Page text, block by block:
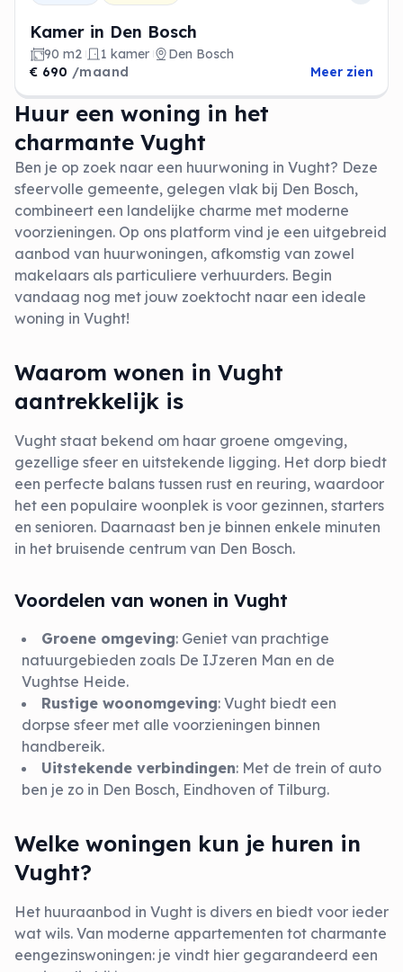
Kamer in Den Bosch
90 m2 1 kamer
Den Bosch
€ 690 /maand Meer zien
Huur een woning in het
charmante Vught
Ben je op zoek naar een huurwoning in Vught? Deze
sfeervolle gemeente, gelegen vlak bij Den Bosch,
combineert een landelijke charme met moderne
voorzieningen. Op ons platform vind je een uitgebreid
aanbod van huurwoningen, afkomstig van zowel
makelaars als particuliere verhuurders. Begin
vandaag nog met jouw zoektocht naar een ideale
woning in Vught!
Waarom wonen in Vught
aantrekkelijk is
Vught staat bekend om haar groene omgeving,
gezellige sfeer en uitstekende ligging. Het dorp biedt
een perfecte balans tussen rust en reuring, waardoor
het een populaire woonplek is voor gezinnen, starters
en senioren. Daarnaast ben je binnen enkele minuten
in het bruisende centrum van Den Bosch.
Voordelen van wonen in Vught
Groene omgeving: Geniet van prachtige
natuurgebieden zoals De IJzeren Man en de
Vughtse Heide.
Rustige woonomgeving: Vught biedt een
dorpse sfeer met alle voorzieningen binnen
handbereik.
Uitstekende verbindingen: Met de trein of auto
ben je zo in Den Bosch, Eindhoven of Tilburg.
Welke woningen kun je huren in
Vught?
Het huuraanbod in Vught is divers en biedt voor ieder
wat wils. Van moderne appartementen tot charmante
eengezinswoningen: je vindt hier gegarandeerd een